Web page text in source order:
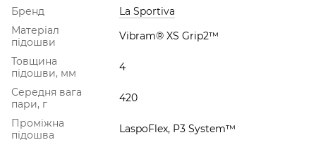
Бренд
La Sportiva
Матеріал
підошви
Vibram® XS Grip2™
Товщина
підошви, мм
4
Середня вага
пари, г
420
Проміжна
підошва
LaspoFlex, P3 System™